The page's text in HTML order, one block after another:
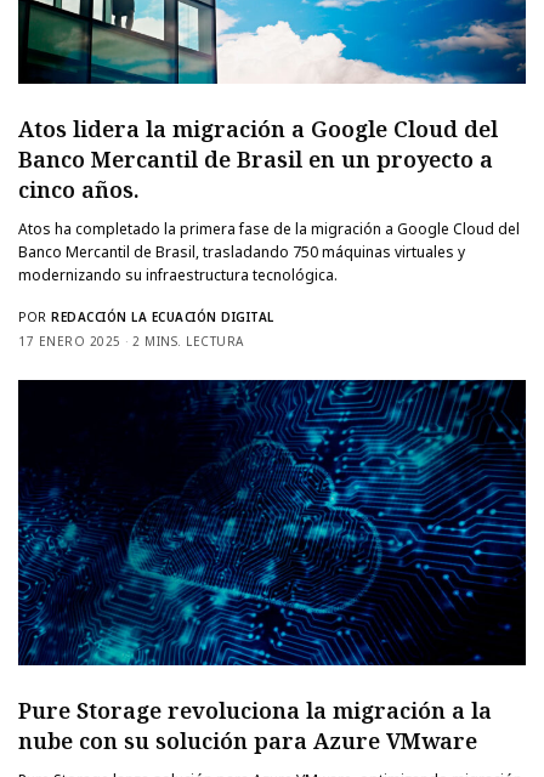
Atos lidera la migración a Google Cloud del
Banco Mercantil de Brasil en un proyecto a
cinco años.
Atos ha completado la primera fase de la migración a Google Cloud del
Banco Mercantil de Brasil, trasladando 750 máquinas virtuales y
modernizando su infraestructura tecnológica.
POR REDACCIÓN LA ECUACIÓN DIGITAL
17 ENERO 2025
2 MINS. LECTURA
Pure Storage revoluciona la migración a la
nube con su solución para Azure VMware